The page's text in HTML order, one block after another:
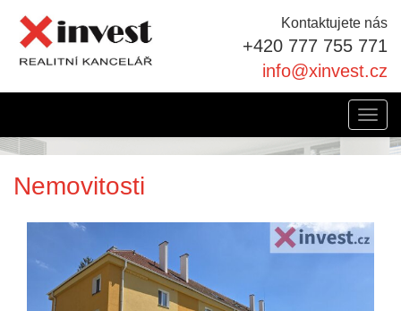
Kontaktujete nás
+420 777 755 771
info@xinvest.cz
Nemovitosti